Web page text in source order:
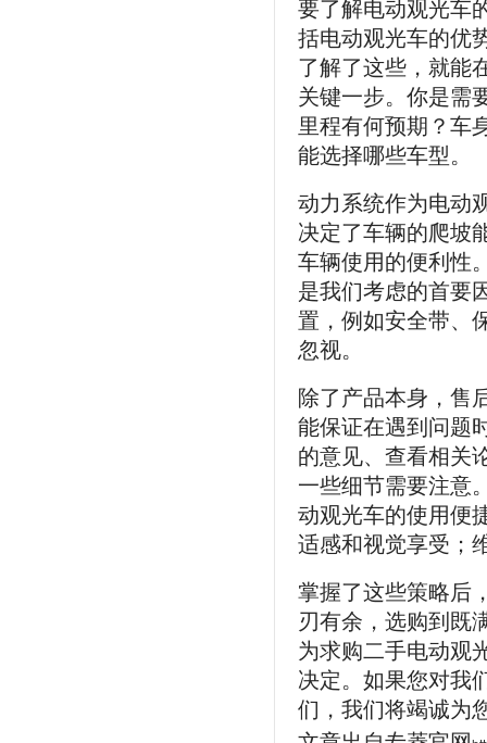
要了解电动观光车
括电动观光车的优
了解了这些，就能
关键一步。你是需
里程有何预期？车
能选择哪些车型。
动力系统作为电动
决定了车辆的爬坡
车辆使用的便利性
是我们考虑的首要
置，例如安全带、
忽视。
除了产品本身，售
能保证在遇到问题
的意见、查看相关
一些细节需要注意
动观光车的使用便
适感和视觉享受；
掌握了这些策略后
刃有余，选购到既
为求购二手电动观
决定。如果您对我
们，我们将竭诚为